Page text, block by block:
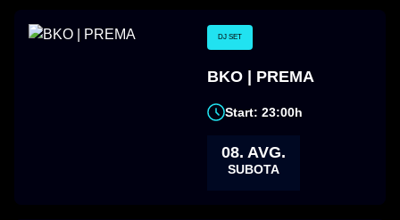
DJ SET
BKO | PREMA
Start: 23:00h
08. AVG.
SUBOTA